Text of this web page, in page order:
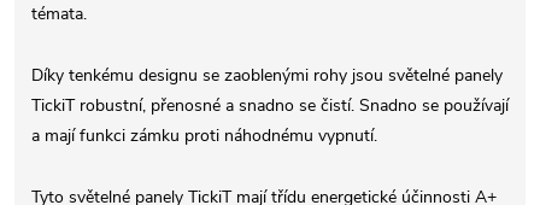
témata.
Díky tenkému designu se zaoblenými rohy jsou světelné panely
TickiT robustní, přenosné a snadno se čistí. Snadno se používají
a mají funkci zámku proti náhodnému vypnutí.
Tyto světelné panely TickiT mají třídu energetické účinnosti A+